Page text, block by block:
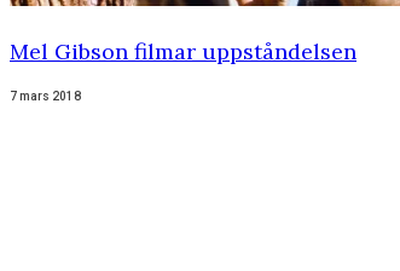
Mel Gibson filmar uppståndelsen
7 mars 2018